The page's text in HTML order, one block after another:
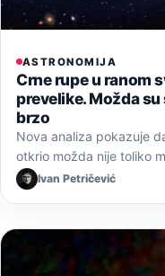
ASTRONOMIJA
Crne rupe u ranom
prevelike. Možda
brzo
Nova analiza pokazuje
otkrio možda nije toliko
Ivan Petričević